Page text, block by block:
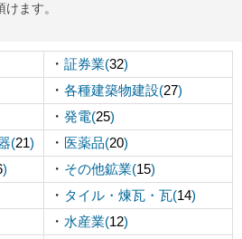
ます。
・ 証券業(32)
・ 各種建築物建設(27)
・ 発電(25)
(21) ・ 医薬品(20)
) ・ その他鉱業(15)
・ タイル・煉瓦・瓦(14)
・ 水産業(12)